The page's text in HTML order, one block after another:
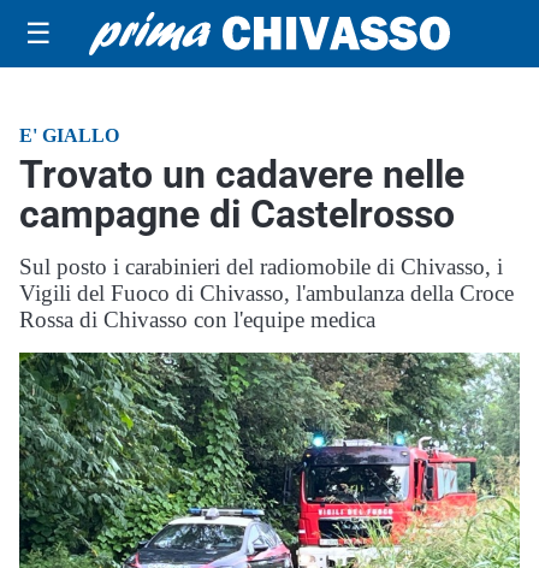
☰
E' GIALLO
Trovato un cadavere nelle
campagne di Castelrosso
Sul posto i carabinieri del radiomobile di Chivasso, i
Vigili del Fuoco di Chivasso, l'ambulanza della Croce
Rossa di Chivasso con l'equipe medica